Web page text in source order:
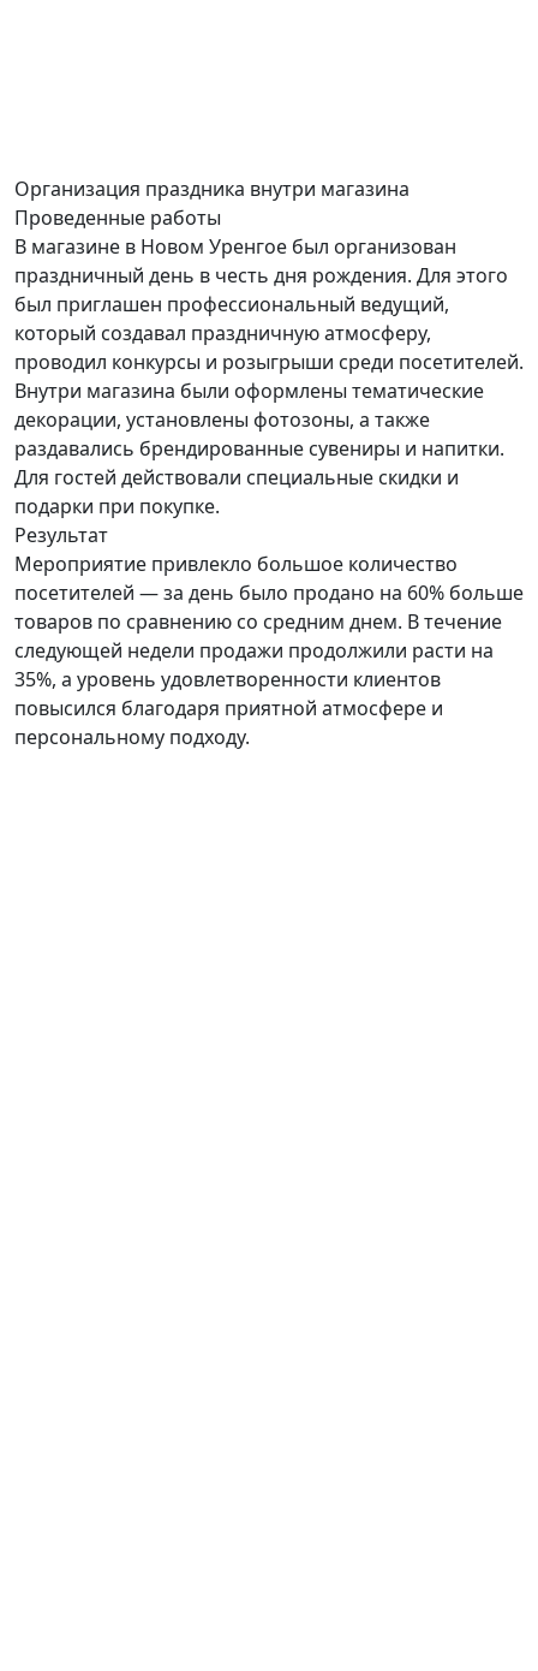
Организация праздника внутри магазина
Проведенные работы
В магазине в Новом Уренгое был организован
праздничный день в честь дня рождения. Для этого
был приглашен профессиональный ведущий,
который создавал праздничную атмосферу,
проводил конкурсы и розыгрыши среди посетителей.
Внутри магазина были оформлены тематические
декорации, установлены фотозоны, а также
раздавались брендированные сувениры и напитки.
Для гостей действовали специальные скидки и
подарки при покупке.
Результат
Мероприятие привлекло большое количество
посетителей — за день было продано на 60% больше
товаров по сравнению со средним днем. В течение
следующей недели продажи продолжили расти на
35%, а уровень удовлетворенности клиентов
повысился благодаря приятной атмосфере и
персональному подходу.